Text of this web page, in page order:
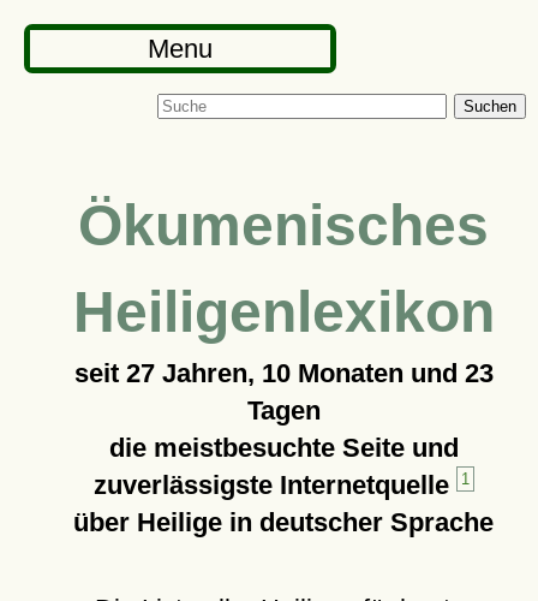
Menu
Suchen
Ökumenisches
Heiligenlexikon
seit 27 Jahren, 10 Monaten und 23
Tagen
die meistbesuchte Seite und
zuverlässigste Internetquelle
1
über Heilige in deutscher Sprache